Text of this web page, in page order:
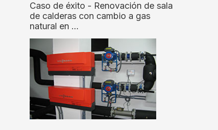
Caso de éxito - Renovación de sala
de calderas con cambio a gas
natural en …